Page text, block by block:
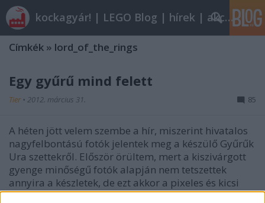
kockagyár! | LEGO Blog | hírek | akciók |
Címkék » lord_of_the_rings
Egy gyűrű mind felett
Tier • 2012. március 31. 85
A héten jött velem szembe a hír, miszerint hivatalos
nagyfelbontású fotók jelentek meg a készülő Gyűrűk
Ura szettekről. Először örültem, mert a kiszivárgott
gyenge minőségű fotók alapján nem tetszettek
annyira a készletek, de ezt akkor a pixeles és kicsi
felbontású képek…